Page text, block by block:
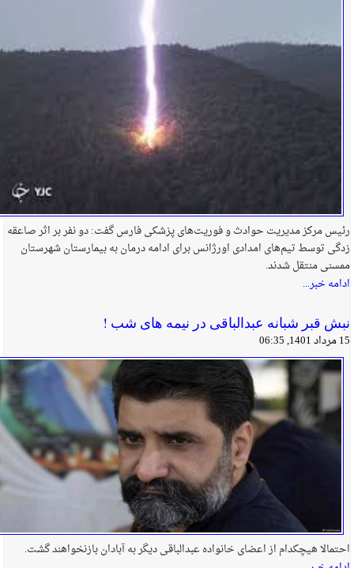
رئیس مرکز مدیریت حوادث و فوریت‌های پزشکی فارس گفت: دو نفر بر اثر صاعقه
زدگی توسط تیم‌های امدادی اورژانس برای ادامه درمان به بیمارستان شهرستان
ممسنی منتقل شدند.
ادامه خبر...
نبش قبر شبانه عبدالباقی در نیمه های شب !
15 مرداد 1401, 06:35
احتمالا هیچکدام از اعضای خانواده عبدالباقی دیگر به آبادان بازنخواهند گشت.